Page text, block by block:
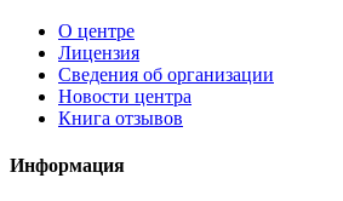
О центре
Лицензия
Сведения об организации
Новости центра
Книга отзывов
Информация